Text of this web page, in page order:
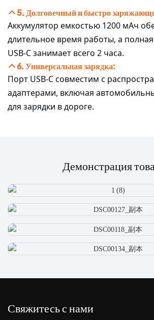
5. Долговечный и быстро
Аккумулятор емкостью 1200 мАч
длительное время работы, а
USB-C занимает всего 2 часа.
6. Универсальная зарядка:
Порт USB-C совместим с
адаптерами, включая
для зарядки в дороге.
Демонстрация
Свяжитесь с нами